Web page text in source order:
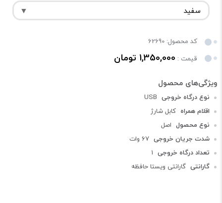
کد محصول: 62690
قیمت : 1,350,000 تومان
نوع درگاه خروجی USB
اقلام همراه کابل شارژ
نوع محصول اصل
شدت جریان خروجی 67 وات
تعداد درگاه خروجی 1
گارانتی گارانتی ویستا حافظه